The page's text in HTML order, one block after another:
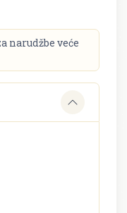
narudžbe veće